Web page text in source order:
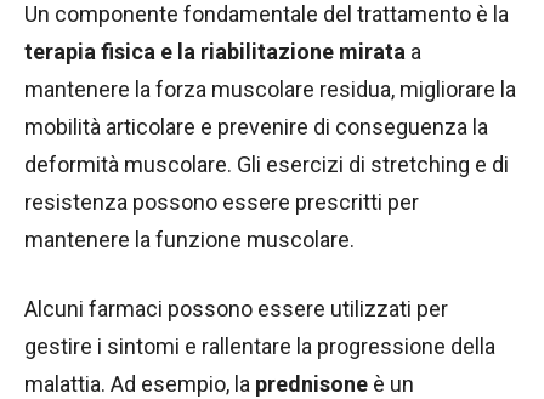
Un componente fondamentale del trattamento è la
terapia fisica e la riabilitazione mirata a
mantenere la forza muscolare residua, migliorare la
mobilità articolare e prevenire di conseguenza la
deformità muscolare. Gli esercizi di stretching e di
resistenza possono essere prescritti per
mantenere la funzione muscolare.
Alcuni farmaci possono essere utilizzati per
gestire i sintomi e rallentare la progressione della
malattia. Ad esempio, la prednisone è un